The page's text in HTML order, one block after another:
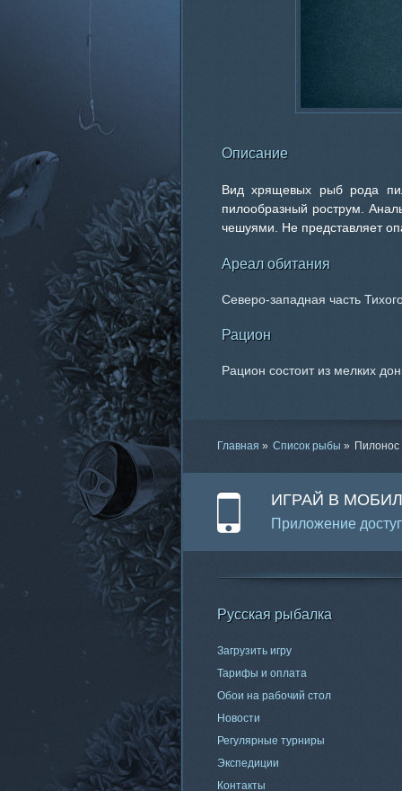
Описание
Вид хрящевых рыб рода
пилообразный рострум.
чешуями. Не представляет
Ареал обитания
Северо-западная часть
Рацион
Рацион состоит из мелких
Главная » Список рыбы » Пилонос
ИГРАЙ В
Приложение
Русская рыбалка
Загрузить игру
Тарифы и оплата
Обои на рабочий стол
Новости
Регулярные турниры
Экспедиции
Контакты